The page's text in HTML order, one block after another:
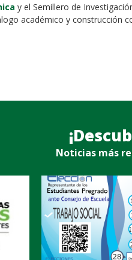
y el Semillero de
académico y construcción
Noticias más